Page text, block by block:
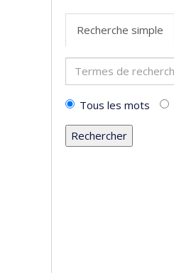
Recherche simple
Termes
de
recherche
Tous les mots